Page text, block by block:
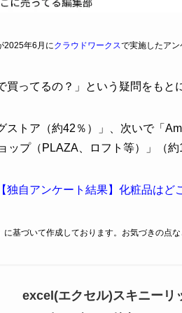
2025年6月にクラウドワークスで実施したア
買ってるの？」という疑問をもと
ストア（約42％）」、次いで「
ップ（PLAZA、ロフト等）」（約
【独自アンケート結果】化粧品はど
に基づいて作成しております。お気づきの点な
excel(エクセル)スキニーリ